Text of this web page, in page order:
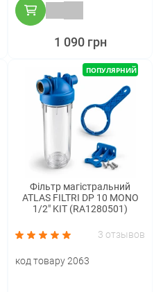
1 090 грн
ПОПУЛЯРНИЙ
Фільтр магістральний
ATLAS FILTRI DP 10 MONO
1/2" KIT (RA1280501)
3 отзывов
код товару 2063